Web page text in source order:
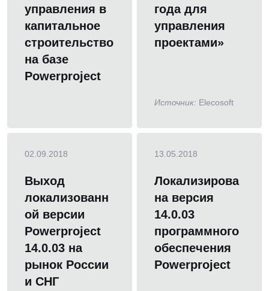
управления в
капитальное
строительство
на базе
Powerproject
года для
управления
проектами»
Источник: Elecosoft
02.09.2018
Выход
локализованн
ой версии
Powerproject
14.0.03 на
рынок России
и СНГ
13.05.2018
Локализирова
на версия
14.0.03
программного
обеспечения
Powerproject